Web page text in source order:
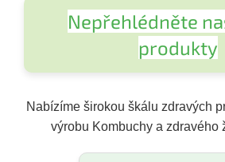
Nepřehlédněte
produkty
Nabízíme širokou škálu zdravých
výrobu Kombuchy a zdravého